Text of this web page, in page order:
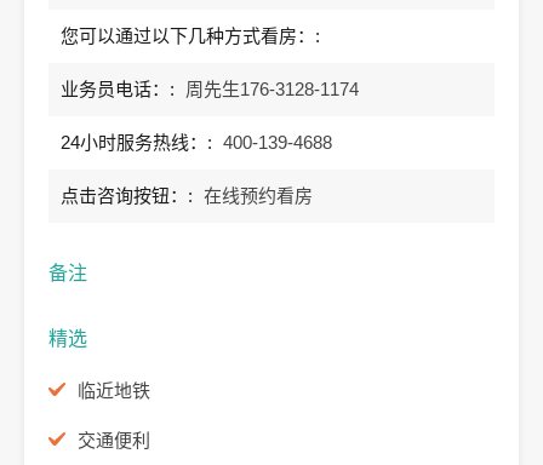
您可以通过以下几种方式看房：:
业务员电话：: 周先生176-3128-1174
24小时服务热线：: 400-139-4688
点击咨询按钮：: 在线预约看房
备注
精选
临近地铁
交通便利